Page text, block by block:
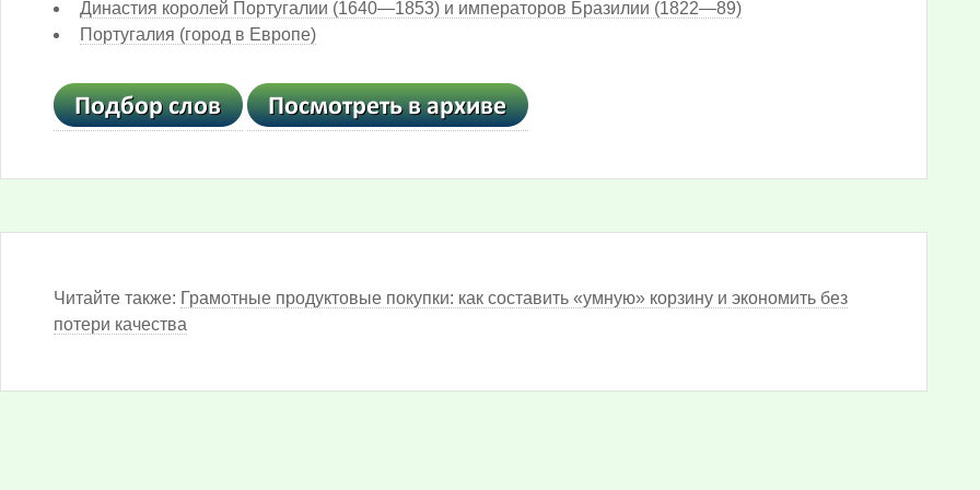
Династия королей Португалии (1640—1853) и императоров Бразилии (1822—89)
Португалия (город в Европе)
Читайте также: Грамотные продуктовые покупки: как составить «умную» корзину и экономить без
потери качества